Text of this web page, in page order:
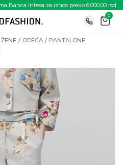
Banca Intesa za iznos preko 6.000.00 rsd
0
ŽENE ODEĆA
PANTALONE